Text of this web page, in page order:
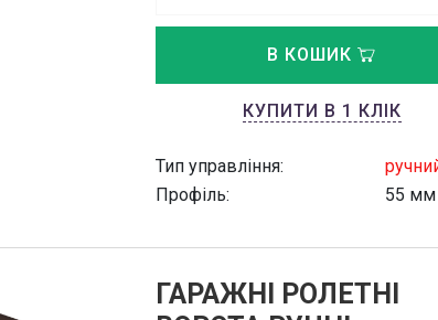
В КОШИК
КУПИТИ В 1 КЛІК
Тип управління:
Профіль:
55 мм
ГАРАЖНІ РОЛЕТНІ